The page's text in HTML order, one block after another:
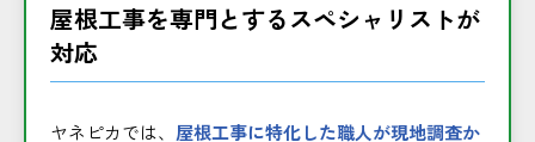
屋根工事を専門とするスペシャリストが
対応
ヤネピカでは、 屋根工事に特化した職人が現地調査か